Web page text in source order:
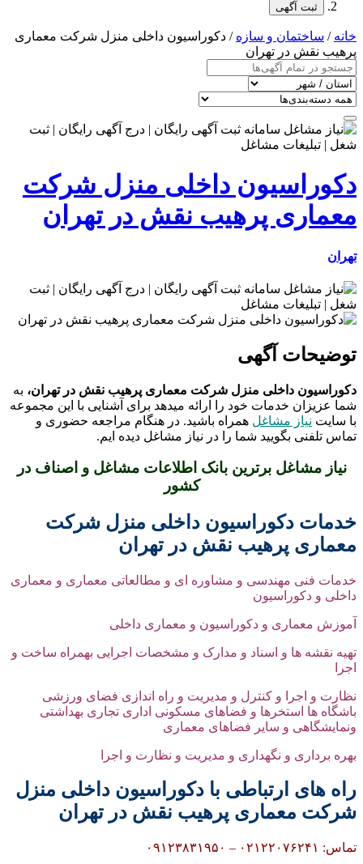
ثبت آگهی
خانه/ ساختمان و سازه/ دکوراسیون داخلی منزل شرکت معماری
پرهیب نقش در تهران
دکوراسیون داخلی منزل شرکت
معماری پرهیب نقش در تهران
تهران
توضیحات آگهی
دکوراسیون داخلی منزل شرکت معماری پرهیب نقش در تهران، به
شما عزیزان خدمات خود را ارائه میدهد برای آشنایی با این مجموعه
با سایت نیاز مشاغل همراه باشید. در هنگام مراجعه حضوری و
تماس تلفنی بگویید شما را در نیاز مشاغل دیده ایم.
نیاز مشاغل برترین بانک اطلاعات مشاغل و اصناف در
کشور
خدمات دکوراسیون داخلی منزل شرکت
معماری پرهیب نقش در تهران
خدمات فنی مهندسی و مشاوره ای و مطالعاتی معماری و معماری
داخلی و دکوراسیون
آموزش معماری و دکوراسیون و معماری داخلی
تهیه نقشه ها و اسناد و مدارک و مشخصات اجرایی بهمراه ساخت و
اجرا
نظارت و اجرا و کنترل و مدیریت و راه اندازی فضای ورزشی
باشگاه ها استخرها و فضاهای مسکونی اداری تجاری بهداشتی
ونمایشگاهی و سایر فضاهای معماری
بهره برداری و نگهداری و مدیریت و نظارت و اجرا
راه های ارتباطی با دکوراسیون داخلی منزل
شرکت معماری پرهیب نقش در تهران
تماس: ۰۲۱۲۲۰۷۶۲۴۱ – ۰۹۱۲۳۸۳۱۹۵۰